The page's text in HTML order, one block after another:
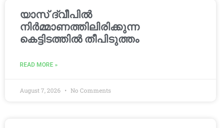
യാസ് ദ്വീപിൽ
നിർമ്മാണത്തിലിരിക്കുന്ന
കെട്ടിടത്തിൽ തീപിടുത്തം
READ MORE »
August 7, 2026 No Comments